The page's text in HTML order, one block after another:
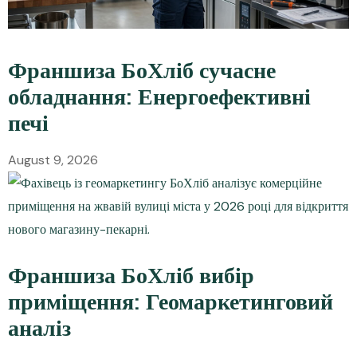
Франшиза БоХліб сучасне
обладнання: Енергоефективні
печі
August 9, 2026
Франшиза БоХліб вибір
приміщення: Геомаркетинговий
аналіз